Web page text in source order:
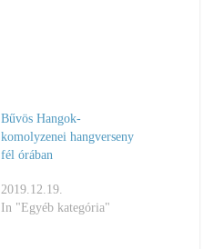
Bűvös Hangok-
komolyzenei hangverseny
fél órában
2019.12.19.
In "Egyéb kategória"